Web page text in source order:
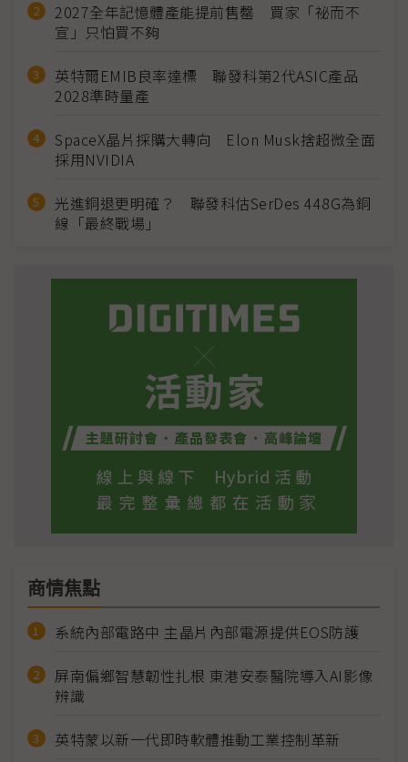
2027全年記憶體產能提前售罄 買家「祕而不
宣」只怕買不夠
英特爾EMIB良率達標 聯發科第2代ASIC產品
2028準時量產
SpaceX晶片採購大轉向 Elon Musk捨超微全面
採用NVIDIA
光進銅退更明確？ 聯發科估SerDes 448G為銅
線「最終戰場」
商情焦點
系統內部電路中 主晶片內部電源提供EOS防護
屏南偏鄉智慧韌性扎根 東港安泰醫院導入AI影像
辨識
英特蒙以新一代即時軟體推動工業控制革新